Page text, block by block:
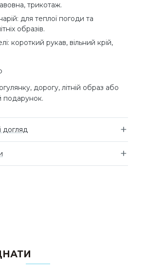
трикотаж.
для теплої погоди та
образів.
короткий рукав, вільний крій,
дорогу, літній образ або
подарунок.
догляд